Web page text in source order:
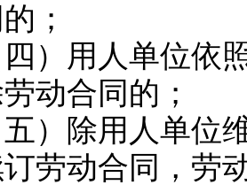
；
用人单位依照
动合同的；
除用人单位维
劳动合同，劳